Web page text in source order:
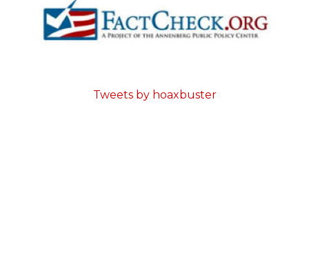
Tweets by hoaxbuster